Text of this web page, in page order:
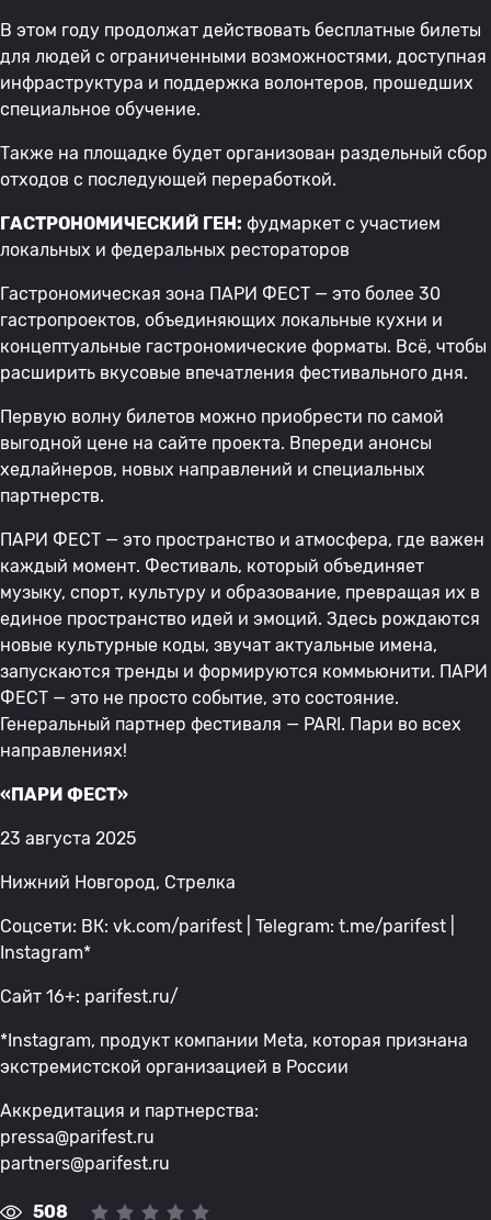
В этом году продолжат действовать бесплатные билеты
для людей с ограниченными возможностями, доступная
инфраструктура и поддержка волонтеров, прошедших
специальное обучение.
Также на площадке будет организован раздельный сбор
отходов с последующей переработкой.
ГАСТРОНОМИЧЕСКИЙ ГЕН: фудмаркет с участием
локальных и федеральных рестораторов
Гастрономическая зона ПАРИ ФЕСТ — это более 30
гастропроектов, объединяющих локальные кухни и
концептуальные гастрономические форматы. Всё, чтобы
расширить вкусовые впечатления фестивального дня.
Первую волну билетов можно приобрести по самой
выгодной цене на сайте проекта. Впереди анонсы
хедлайнеров, новых направлений и специальных
партнерств.
ПАРИ ФЕСТ — это пространство и атмосфера, где важен
каждый момент. Фестиваль, который объединяет
музыку, спорт, культуру и образование, превращая их в
единое пространство идей и эмоций. Здесь рождаются
новые культурные коды, звучат актуальные имена,
запускаются тренды и формируются коммьюнити. ПАРИ
ФЕСТ — это не просто событие, это состояние.
Генеральный партнер фестиваля — PARI. Пари во всех
направлениях!
«ПАРИ ФЕСТ»
23 августа 2025
Нижний Новгород, Стрелка
Соцсети: ВК: vk.com/parifest | Telegram: t.me/parifest |
Instagram*
Сайт 16+: parifest.ru/
*Instagram, продукт компании Meta, которая признана
экстремистской организацией в России
Аккредитация и партнерства:
pressa@parifest.ru
partners@parifest.ru
508